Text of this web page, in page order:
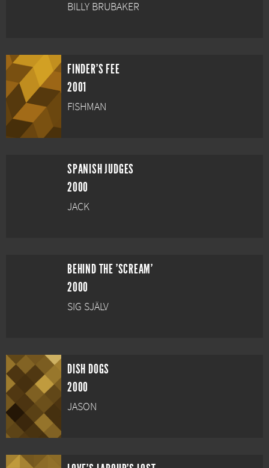
BILLY BRUBAKER
FINDER'S FEE
2001
FISHMAN
SPANISH JUDGES
2000
JACK
BEHIND THE 'SCREAM'
2000
SIG SJÄLV
DISH DOGS
2000
JASON